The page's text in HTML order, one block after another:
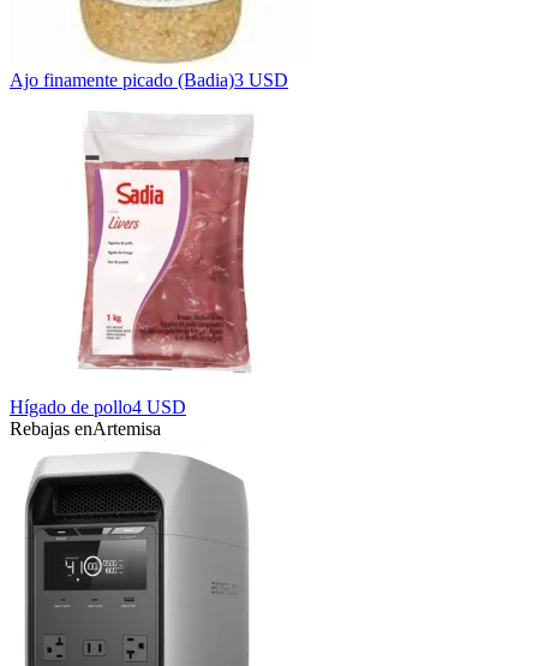
Ajo finamente picado (Badia)3 USD
Hígado de pollo4 USD
Rebajas enArtemisa